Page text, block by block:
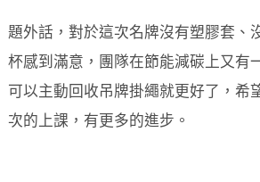
題外話，對於這次名牌沒有塑膠套、
杯感到滿意，團隊在節能減碳上又有
可以主動回收吊牌掛繩就更好了，希
次的上課，有更多的進步。